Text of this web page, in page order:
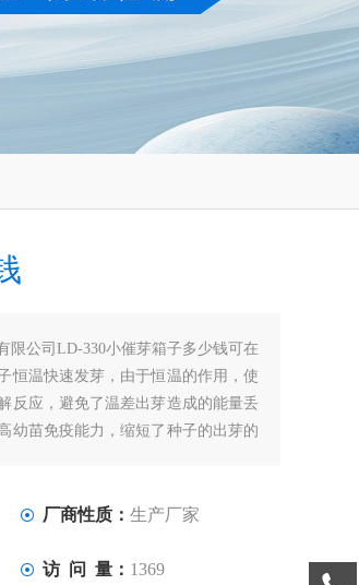
限公司LD-330小催芽箱子多少钱可在
恒温快速发芽，由于恒温的作用，使
反应，避免了温差出芽造成的能量丢
幼苗免疫能力，缩短了种子的出芽的
厂商性质： 生产厂家
访 问 量： 1369